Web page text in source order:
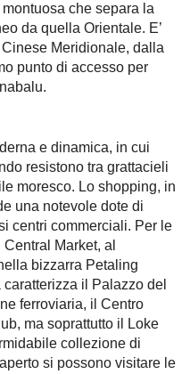
che separa la
da quella Orientale. E’
Meridionale, dalla
punto di accesso per
e dinamica, in cui
resistono tra grattacieli
moresco. Lo shopping, in
una notevole dote di
centri commerciali. Per le
Market, al
bizzarra Petaling
il Palazzo del
ferroviaria, il Centro
ma soprattutto il Loke
collezione di
si possono visitare le